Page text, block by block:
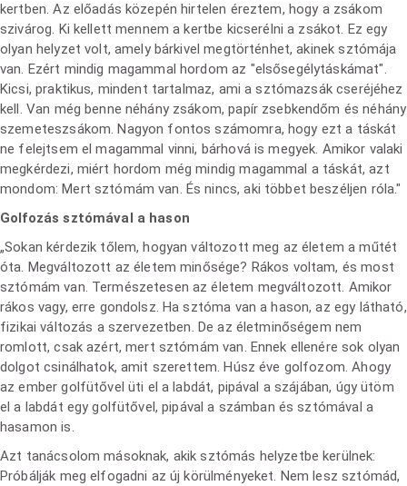
kertben. Az előadás közepén hirtelen éreztem, hogy a zsákom
szivárog. Ki kellett mennem a kertbe kicserélni a zsákot. Ez egy
olyan helyzet volt, amely bárkivel megtörténhet, akinek sztómája
van. Ezért mindig magammal hordom az "elsősegélytáskámat".
Kicsi, praktikus, mindent tartalmaz, ami a sztómazsák cseréjéhez
kell. Van még benne néhány zsákom, papír zsebkendőm és néhány
szemeteszsákom. Nagyon fontos számomra, hogy ezt a táskát
ne felejtsem el magammal vinni, bárhová is megyek. Amikor valaki
megkérdezi, miért hordom még mindig magammal a táskát, azt
mondom: Mert sztómám van. És nincs, aki többet beszéljen róla."
Golfozás sztómával a hason
„Sokan kérdezik tőlem, hogyan változott meg az életem a műtét
óta. Megváltozott az életem minősége? Rákos voltam, és most
sztómám van. Természetesen az életem megváltozott. Amikor
rákos vagy, erre gondolsz. Ha sztóma van a hason, az egy látható,
fizikai változás a szervezetben. De az életminőségem nem
romlott, csak azért, mert sztómám van. Ennek ellenére sok olyan
dolgot csinálhatok, amit szerettem. Húsz éve golfozom. Ahogy
az ember golfütővel üti el a labdát, pipával a szájában, úgy ütöm
el a labdát egy golfütővel, pipával a számban és sztómával a
hasamon is.
Azt tanácsolom másoknak, akik sztómás helyzetbe kerülnek:
Próbálják meg elfogadni az új körülményeket. Nem lesz sztómád,